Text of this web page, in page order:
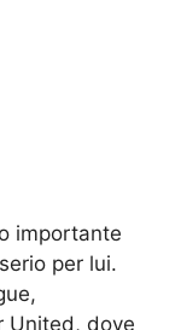
importante
per lui.
United, dove